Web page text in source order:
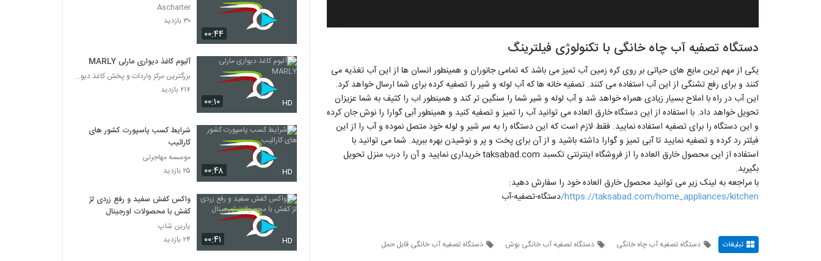
دستگاه تصفیه آب چاه خانگی با تکنولوژی فیلترینگ
یکی از مهم ترین مایع های حیاتی بر روی کره زمین آب تمیز می باشد که تمامی جانوران و همینطور انسان ها از این آب تغذیه می
کنند و برای رفع تشنگی از این آب استفاده می کنند. تصفیه خانه ها که آب لوله و شیر را تصفیه کرده برای شما ارسال خواهد کرد.
این آب در راه با املاح بسیار زیادی همراه خواهد شد و آب لوله و شیر شما را سنگین تر کند و همینطور اب را کثیف به شما عزیزان
تحویل خواهد داد. با استفاده از این دستگاه خارق العاده می توانید آب را تمیز و تصفیه کنید و همینطور آبی گوارا را نوش جان کرده
و این دستگاه را برای تصفیه استفاده نمایید. فقط لازم است که این دستگاه را به سر شیر و لوله خود متصل نموده و آب را از این
فیلتر رد کرده و تصفیه نمایید تا آبی تمیز و گوارا داشته باشید و از آن برای پخت و پر و نوشیدن بهره ببرید. شما می توانید با
استفاده از این محصول خارق العاده را از فروشگاه اینترنتی تکسبد taksabad.com خریداری نمایید و آن را درب منزل تحویل
بگیرید.
با مراجعه به لینک زیر می توانید محصول خارق العاده خود را سفارش دهید:
https://taksabad.com/home_appliances/kitchen/ دستگاه-تصفیه-آب
تبلیغات دستگاه تصفیه آب چاه خانگی دستگاه تصفیه آب خانگی بوش دستگاه تصفیه آب خانگی قابل حمل
۰۰:۴۴
Ascharter
۳۰ بازدید
۰۰:۱۰ HD
آلبوم کاغذ دیواری مارلی MARLY
بزرگترین مرکز واردات و پخش کاغذ دیواری
۲۱۷ بازدید
۰۰:۴۸ HD
شرایط کسب پاسپورت کشور های
کارائیب
موسسه مهاجرتی
۲۵ بازدید
۰۰:۴۱ HD
واکس کفش سفید و رفع زردی لژ
کفش با محصولات اورجینال
یارین شاپ
۲۴ بازدید